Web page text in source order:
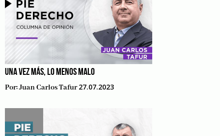
UNA VEZ MÁS, LO MENOS MALO
Por:Juan Carlos Tafur 27.07.2023